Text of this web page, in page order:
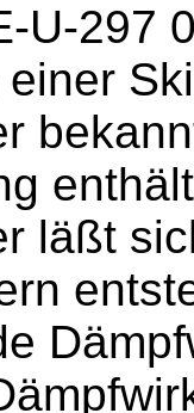
U-297
läßt